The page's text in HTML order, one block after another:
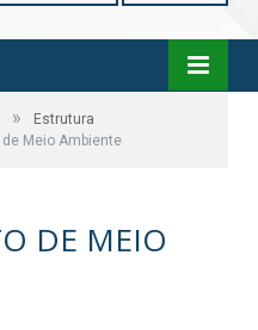
»
Estrutura
Meio Ambiente
DE MEIO